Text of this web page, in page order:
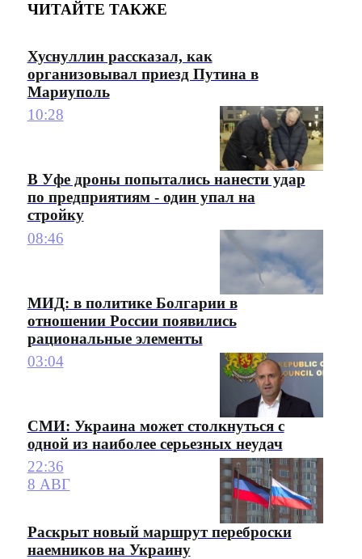
ЧИТАЙТЕ ТАКЖЕ
Хуснуллин рассказал, как
организовывал приезд Путина в
Мариуполь
10:28
В Уфе дроны попытались нанести удар
по предприятиям - один упал на
стройку
08:46
МИД: в политике Болгарии в
отношении России появились
рациональные элементы
03:04
СМИ: Украина может столкнуться с
одной из наиболее серьезных неудач
22:36
8 АВГ
Раскрыт новый маршрут переброски
наемников на Украину